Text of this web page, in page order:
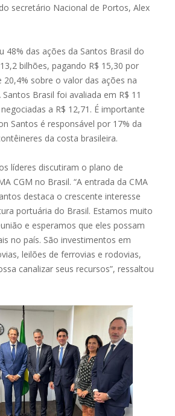
secretário Nacional de Portos, Alex
48% das ações da Santos Brasil do
bilhões, pagando R$ 15,30 por
sobre o valor das ações na
Brasil foi avaliada em R$ 11
a R$ 12,71. É importante
Santos é responsável por 17% da
da costa brasileira.
líderes discutiram o plano de
CGM no Brasil. “A entrada da CMA
destaca o crescente interesse
portuária do Brasil. Estamos muito
e esperamos que eles possam
no país. São investimentos em
leilões de ferrovias e rodovias,
canalizar seus recursos”, ressaltou